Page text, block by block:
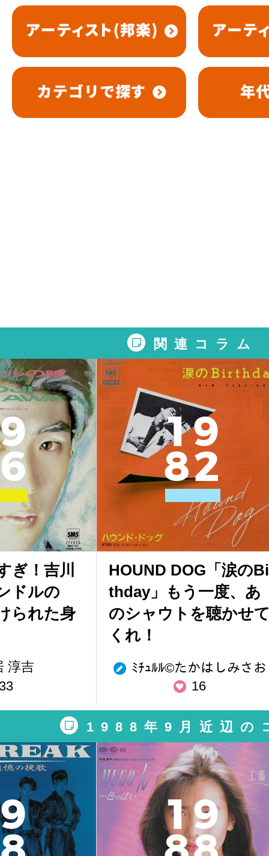
関連コラム
9
6
ぎ！吉川
ドルの
られた身
淳吉
19
82
HOUND DOG「涙の
thday」もう一度、あ
のシャウトを聴かせ
くれ！
ﾐﾁｭﾙﾙ©︎たかはしみさお
16
1988年9月近辺の
9
19